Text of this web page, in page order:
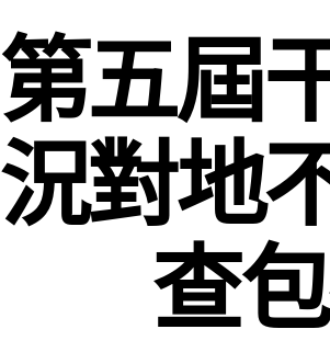
第五屆
況對地
查